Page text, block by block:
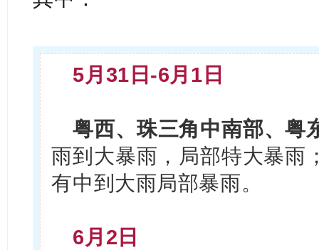
5月31日-6月1日
粤西、珠三角中南部、粤
雨到大暴雨，局部特大暴雨
有中到大雨局部暴雨。
6月2日